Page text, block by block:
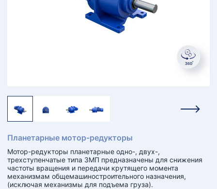
Планетарные мотор-редукторы
Мотор-редукторы планетарные одно-, двух-,
трехступенчатые типа 3МП предназначены для снижения
частоты вращения и передачи крутящего момента
механизмам общемашиностроительного назначения,
(исключая механизмы для подъема груза).